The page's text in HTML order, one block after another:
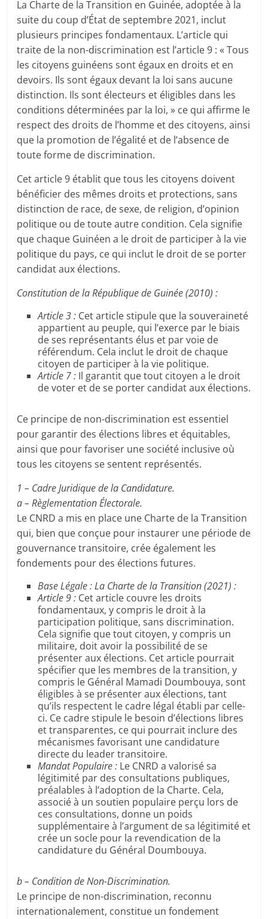
La Charte de la Transition en Guinée, adoptée à la
suite du coup d’État de septembre 2021, inclut
plusieurs principes fondamentaux. L’article qui
traite de la non-discrimination est l’article 9 : « Tous
les citoyens guinéens sont égaux en droits et en
devoirs. Ils sont égaux devant la loi sans aucune
distinction. Ils sont électeurs et éligibles dans les
conditions déterminées par la loi, » ce qui affirme le
respect des droits de l’homme et des citoyens, ainsi
que la promotion de l’égalité et de l’absence de
toute forme de discrimination.
Cet article 9 établit que tous les citoyens doivent
bénéficier des mêmes droits et protections, sans
distinction de race, de sexe, de religion, d’opinion
politique ou de toute autre condition. Cela signifie
que chaque Guinéen a le droit de participer à la vie
politique du pays, ce qui inclut le droit de se porter
candidat aux élections.
Constitution de la République de Guinée (2010) :
Article 3 : Cet article stipule que la souveraineté
appartient au peuple, qui l’exerce par le biais
de ses représentants élus et par voie de
référendum. Cela inclut le droit de chaque
citoyen de participer à la vie politique.
Article 7 : Il garantit que tout citoyen a le droit
de voter et de se porter candidat aux élections.
Ce principe de non-discrimination est essentiel
pour garantir des élections libres et équitables,
ainsi que pour favoriser une société inclusive où
tous les citoyens se sentent représentés.
1 – Cadre Juridique de la Candidature.
a – Règlementation Électorale.
Le CNRD a mis en place une Charte de la Transition
qui, bien que conçue pour instaurer une période de
gouvernance transitoire, crée également les
fondements pour des élections futures.
Base Légale : La Charte de la Transition (2021) :
Article 9 : Cet article couvre les droits
fondamentaux, y compris le droit à la
participation politique, sans discrimination.
Cela signifie que tout citoyen, y compris un
militaire, doit avoir la possibilité de se
présenter aux élections. Cet article pourrait
spécifier que les membres de la transition, y
compris le Général Mamadi Doumbouya, sont
éligibles à se présenter aux élections, tant
qu’ils respectent le cadre légal établi par celle-
ci. Ce cadre stipule le besoin d’élections libres
et transparentes, ce qui pourrait inclure des
mécanismes favorisant une candidature
directe du leader transitoire.
Mandat Populaire : Le CNRD a valorisé sa
légitimité par des consultations publiques,
préalables à l’adoption de la Charte. Cela,
associé à un soutien populaire perçu lors de
ces consultations, donne un poids
supplémentaire à l’argument de sa légitimité et
crée un socle pour la revendication de la
candidature du Général Doumbouya.
b – Condition de Non-Discrimination.
Le principe de non-discrimination, reconnu
internationalement, constitue un fondement